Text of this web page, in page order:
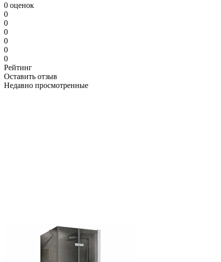
0 оценок
0
0
0
0
0
0
Рейтинг
Оставить отзыв
Недавно просмотренные